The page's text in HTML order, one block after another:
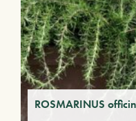
ROSMARINUS